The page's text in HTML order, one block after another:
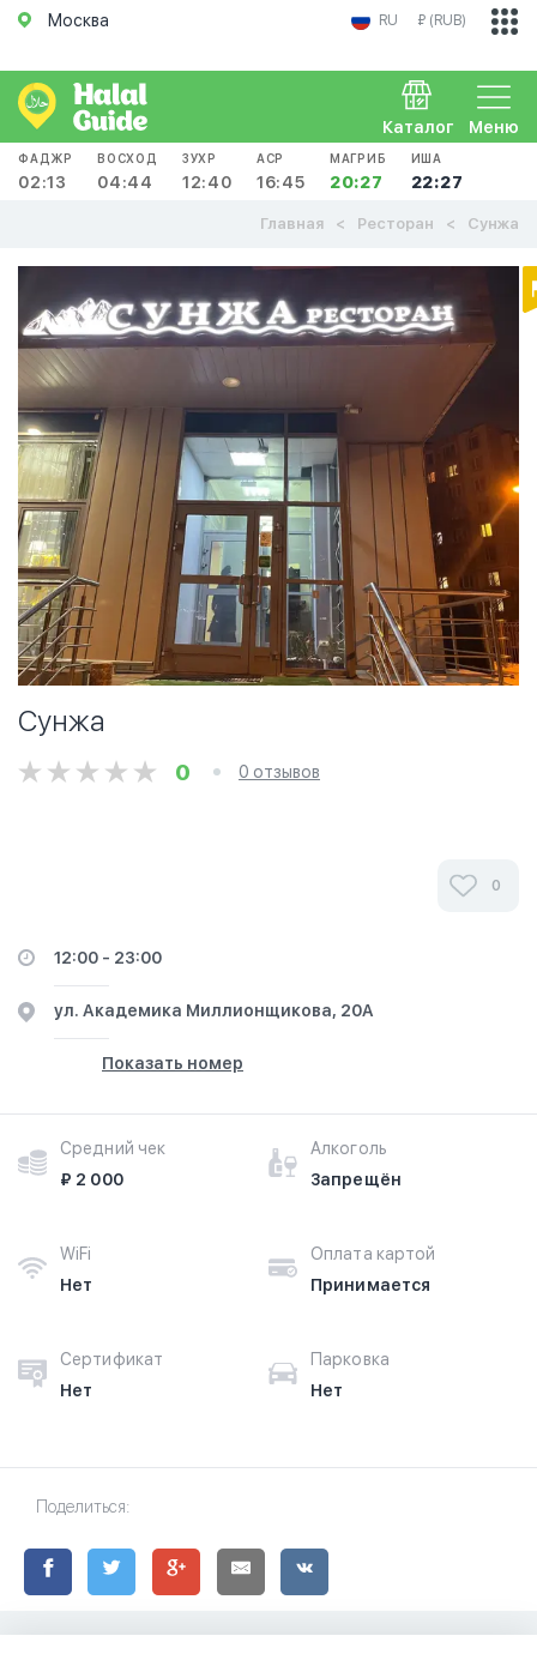
Москва RU ₽ (RUB)
Меню
Каталог
ФАДЖР
02:13
ВОСХОД
04:44
ЗУХР
12:40
АСР
16:45
МАГРИБ
20:27
ИША
22:27
Главная Ресторан Сунжа
Сунжа
0 0 отзывов
0
12:00 - 23:00
ул. Академика Миллионщикова, 20А
Показать номер
Средний чек
₽ 2 000
Алкоголь
Запрещён
WiFi
Нет
Оплата картой
Принимается
Сертификат
Нет
Парковка
Нет
Поделиться: